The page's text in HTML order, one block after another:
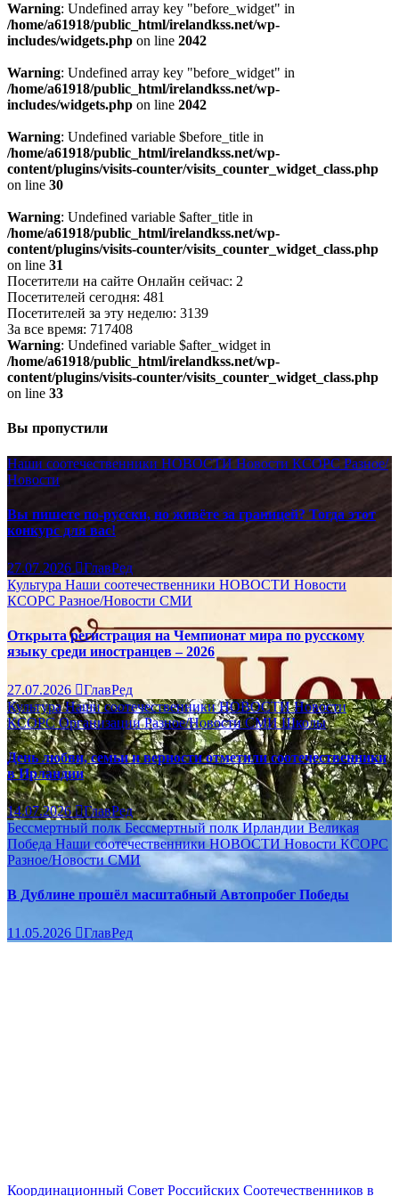
Warning: Undefined array key "before_widget" in
/home/a61918/public_html/irelandkss.net/wp-
includes/widgets.php on line 2042
Warning: Undefined array key "before_widget" in
/home/a61918/public_html/irelandkss.net/wp-
includes/widgets.php on line 2042
Warning: Undefined variable $before_title in
/home/a61918/public_html/irelandkss.net/wp-
content/plugins/visits-counter/visits_counter_widget_class.php
on line 30
Warning: Undefined variable $after_title in
/home/a61918/public_html/irelandkss.net/wp-
content/plugins/visits-counter/visits_counter_widget_class.php
on line 31
Посетители на сайте Онлайн сейчас: 2
Посетителей сегодня: 481
Посетителей за эту неделю: 3139
За все время: 717408
Warning: Undefined variable $after_widget in
/home/a61918/public_html/irelandkss.net/wp-
content/plugins/visits-counter/visits_counter_widget_class.php
on line 33
Вы пропустили
Наши соотечественники НОВОСТИ Новости КСОРС Разное/
Новости
Вы пишете по-русски, но живёте за границей? Тогда этот
конкурс для вас!
27.07.2026
ГлавРед
Культура Наши соотечественники НОВОСТИ Новости
КСОРС Разное/Новости СМИ
Открыта регистрация на Чемпионат мира по русскому
языку среди иностранцев – 2026
27.07.2026
ГлавРед
КультураНаши соотечественникиНОВОСТИНовости
КСОРСОрганизацииРазное/НовостиСМИШколы
День любви, семьи и верности отметили соотечественники
в Ирландии
14.07.2026 ГлавРед
Бессмертный полк Бессмертный полк ИрландииВеликая
Победа Наши соотечественникиНОВОСТИНовости КСОРС
Разное/НовостиСМИ
В Дублине прошёл масштабный Автопробег Победы
11.05.2026 ГлавРед
Координационный Совет Российских Соотечественников в